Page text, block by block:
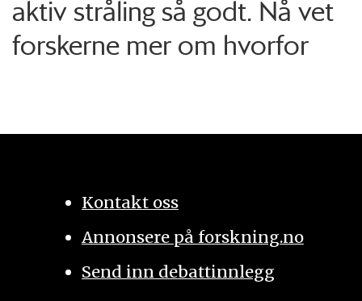
aktiv stråling så godt. Nå vet
forskerne mer om hvorfor
Kontakt oss
Annonsere på forskning.no
Send inn debattinnlegg